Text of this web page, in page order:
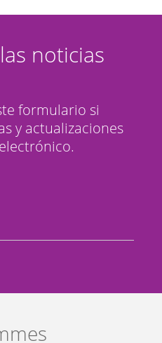
noticias
formulario si
y actualizaciones